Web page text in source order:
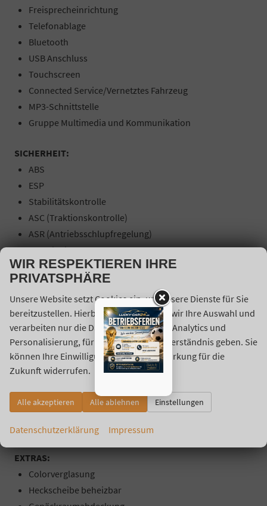
Freisprecheinrichtung
Telefonablage
Bluetooth
USB Anschluss
Touchscreen
Connected Service/Vernetztes Fahrzeug
MP3-Schnittstelle
Gruppe Multimedia und Kommunikation
SICHERHEIT:
ABS
ESP
Stabilitätskontrolle
ASC (Traktionskontrolle)
ASR (Antriebsschlupfregelung)
Servolenkung
Start-/Stopp-Automatik
Lichtsensor
Regensensor
Berganfahrassistent
Elektrische Wegfahrsperre
Fahrprofilauswahl (Drive Mode Select)
Fahrer-/Beifahrer Airbag
Seiten-Airbags
Kopf-Airbags
Umfeldbeobachtungssystem (Front Assist)
EXTRAS:
Colorverglasung
Heckscheibe beheizbar
WIR RESPEKTIEREN IHRE
PRIVATSPHÄRE
Unsere Website setzt Cookies ein, um unsere Dienste für Sie
bereitzustellen. Hierbei berücksichtigen wir Ihre Auswahl und
verarbeiten nur die Daten für Marketing, Analytics und
Personalisierung, für die Sie uns Ihr Einverständnis geben. Sie
können Ihre Einwilligung jederzeit mit Wirkung für die
Zukunft widerrufen.
Alle akzeptieren Alle ablehnen Einstellungen
Datenschutzerklärung Impressum